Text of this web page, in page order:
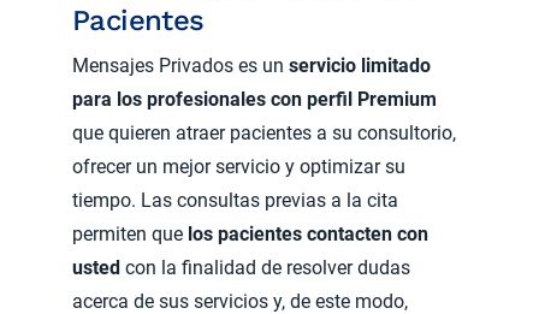
Pacientes
Mensajes Privados es un servicio limitado
para los profesionales con perfil Premium
que quieren atraer pacientes a su consultorio,
ofrecer un mejor servicio y optimizar su
tiempo. Las consultas previas a la cita
permiten que los pacientes contacten con
usted con la finalidad de resolver dudas
acerca de sus servicios y, de este modo,